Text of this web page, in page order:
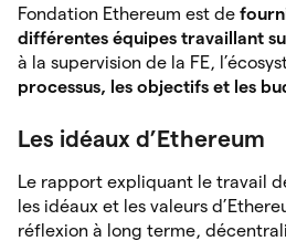
Fondation Ethereum est de
différentes équipes travaillant
à la supervision de la FE,
processus, les objectifs et les
Les idéaux d’Ethereum
Le rapport expliquant le travail
les idéaux et les valeurs
réflexion à long terme,